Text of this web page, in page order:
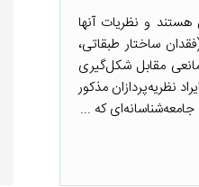
هستند و نظریات آنها
ساختار طبقاتی،
مقابل شکل‌گیری
نظریه‌پردازان مذکور
که ...